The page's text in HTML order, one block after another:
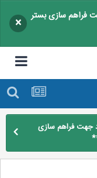
سازی بستر
×
فراهم سازی